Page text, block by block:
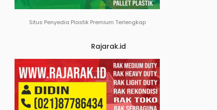
Situs Penyedia Plastik Premium Terlengkap
Rajarak.id